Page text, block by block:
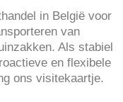
in België voor
van
Als stabiel
en flexibele
ons visitekaartje.